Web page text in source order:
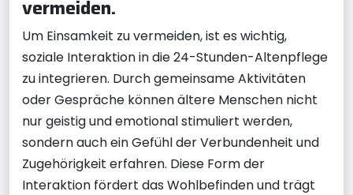
vermeiden.
Um Einsamkeit zu vermeiden, ist es wichtig,
soziale Interaktion in die 24-Stunden-Altenpflege
zu integrieren. Durch gemeinsame Aktivitäten
oder Gespräche können ältere Menschen nicht
nur geistig und emotional stimuliert werden,
sondern auch ein Gefühl der Verbundenheit und
Zugehörigkeit erfahren. Diese Form der
Interaktion fördert das Wohlbefinden und trägt